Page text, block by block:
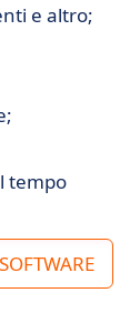
e altro;
tempo